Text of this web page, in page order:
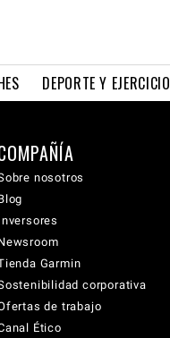
DEPORTE Y EJERCICIO
nosotros
Garmin
corporativa
de trabajo
Ético